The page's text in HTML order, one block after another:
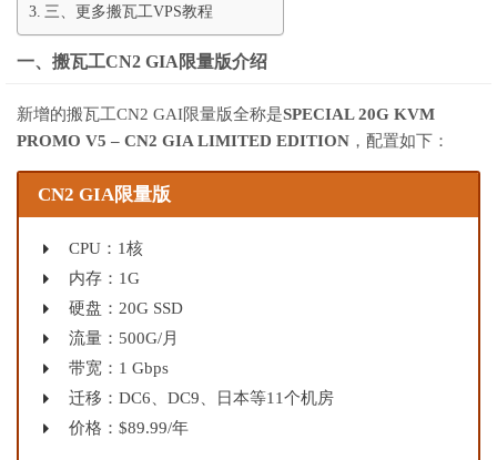
三、更多搬瓦工VPS教程
一、搬瓦工CN2 GIA限量版介绍
新增的搬瓦工CN2 GAI限量版全称是SPECIAL 20G KVM
PROMO V5 – CN2 GIA LIMITED EDITION ，配置如下：
CN2 GIA限量版
CPU：1核
内存：1G
硬盘：20G SSD
流量：500G/月
带宽：1 Gbps
迁移：DC6、DC9、日本等11个机房
价格：$89.99/年